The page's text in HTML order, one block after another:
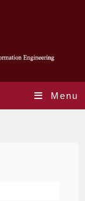
Menu